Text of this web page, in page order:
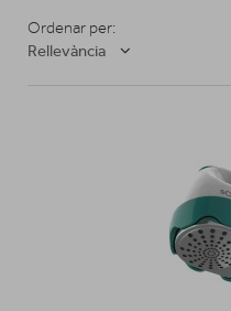
Ordenar per:
Rellevància